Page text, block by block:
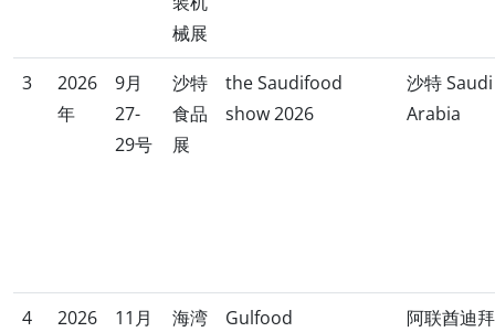
械展
3
2026
年
9月
27-
29号
沙特
食品
展
the Saudifood
show 2026
沙特 Saudi
Arabia
4
2026
11月
海湾
Gulfood
阿联酋迪拜